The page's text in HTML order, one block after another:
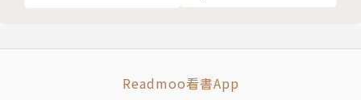
Readmoo看書App